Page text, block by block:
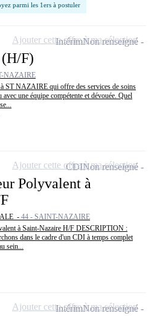
parmi les 1ers à postuler
F)
NAZAIRE
ST NAZAIRE qui offre des services de soins
une équipe compétente et dévouée. Quel
IntérimNon renseigné
Ajouter cette offre à ma sélection
Polyvalent à
- 44 - SAINT-NAZAIRE
à Saint-Nazaire H/F DESCRIPTION :
dans le cadre d'un CDI à temps complet
sein...
CDINon renseigné
Ajouter cette offre à ma sélection
IntérimNon renseigné
Ajouter cette offre à ma sélection